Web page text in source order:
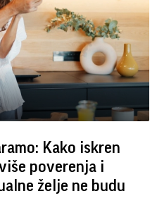
Kako iskren
poverenja i
želje ne budu